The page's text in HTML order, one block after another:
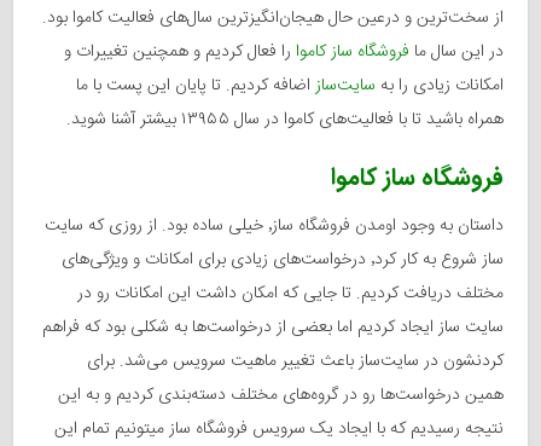
از سخت‌ترین و درعین حال هیجان‌انگیزترین سال‌های فعالیت کاموا بود.
در این سال ما فروشگاه ساز کاموا را فعال کردیم و همچنین تغییرات و
امکانات زیادی را به سایت‌ساز اضافه کردیم. تا پایان این پست با ما
همراه باشید تا با فعالیت‌های کاموا در سال ۱۳۹۵۵ بیشتر آشنا شوید.
فروشگاه ساز کاموا
داستان به وجود اومدن فروشگاه ساز٬ خیلی ساده بود. از روزی که سایت
ساز شروع به کار کرد٬ درخواست‌های زیادی برای امکانات و ویژگی‌های
مختلف دریافت کردیم. تا جایی که امکان داشت این امکانات رو در
سایت ساز ایجاد کردیم اما بعضی از درخواست‌ها به شکلی بود که فراهم
کردنشون در سایت‌ساز باعث تغییر ماهیت سرویس می‌شد. برای
همین درخواست‌ها رو در گروه‌های مختلف دسته‌بندی کردیم و به این
نتیجه رسیدیم که با ایجاد یک سرویس فروشگاه ساز میتونیم تمام این